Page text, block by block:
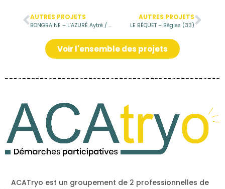
AUTRES PROJETS
BONGRAINE – L’AZURÉ Aytré / La Rochelle (17)
AUTRES PROJETS
LE BÉQUET – Bègles (33)
Voir l'ensemble des projets
ACATryo est un groupement de 2 professionnelles de